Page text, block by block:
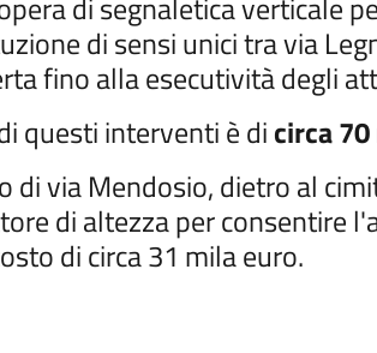
di sensi unici tra via
fino alla esecutività degli
questi interventi è dicirca
di via Mendosio, dietro al
di altezza per consentire
di circa 31 mila euro.